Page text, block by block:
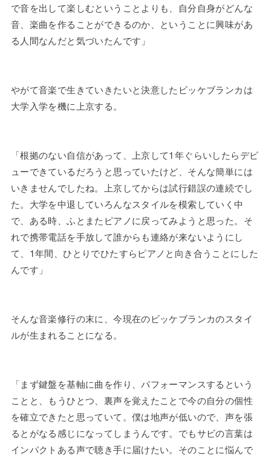
で音を出して楽しむということよりも、自分自身がどんな
音、楽曲を作ることができるのか、ということに興味があ
る人間なんだと気づいたんです」
やがて音楽で生きていきたいと決意したビッケブランカは
大学入学を機に上京する。
「根拠のない自信があって、上京して1年ぐらいしたらデビ
ューできているだろうと思っていたけど、そんな簡単には
いきませんでしたね。上京してからは試行錯誤の連続でし
た。大学を中退していろんなスタイルを模索していく中
で、ある時、ふとまたピアノに戻ってみようと思った。そ
れで携帯電話を手放して誰からも連絡が来ないようにし
て、1年間、ひとりでひたすらピアノと向き合うことにした
んです」
そんな音楽修行の末に、今現在のビッケブランカのスタイ
ルが生まれることになる。
「まず鍵盤を基軸に曲を作り、パフォーマンスするという
ことと、もうひとつ、裏声を覚えたことで今の自分の個性
を確立できたと思っていて。僕は地声が低いので、声を張
るとがなる感じになってしまうんです。でもサビの言葉は
インパクトある声で聴き手に届けたい。そのことに悩んで